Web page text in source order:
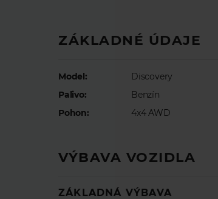
ZÁKLADNÉ ÚDAJE
Model:
Discovery
Palivo:
Benzín
Pohon:
4x4 AWD
VÝBAVA VOZIDLA
ZÁKLADNÁ VÝBAVA